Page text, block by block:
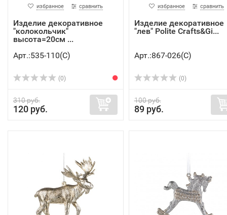
избранное сравнить
Изделие декоративное
"колокольчик"
высота=20см ...
Арт.:535-110(C)
(0)
310 руб.
120 руб.
избранное сравнить
Изделие декоративное
"лев" Polite Crafts&Gi...
Арт.:867-026(C)
(0)
100 руб.
89 руб.